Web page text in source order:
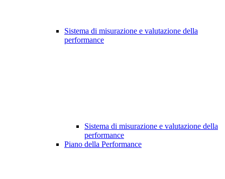
Sistema di misurazione e valutazione della
performance
Sistema di misurazione e valutazione della
performance
Piano della Performance